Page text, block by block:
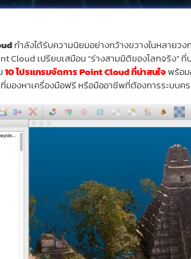
กำลังได้รับความนิยมอย่างกว้างขวางในหลายว
เปรียบเสมือน “ร่างสามมิติของโลกจริง”
10 โปรแกรมจัดการ Point Cloud ที่น่าสนใจพร้อม
องหาเครื่องมือฟรี หรือมืออาชีพที่ต้องการระบบค